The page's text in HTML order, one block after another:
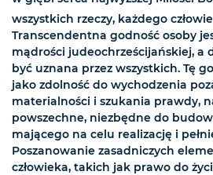
wszystkich rzeczy, każdego
Transcendentna godność osoby
mądrości judeochrześcijańskiej, a
być uznana przez wszystkich. Tę
jako zdolność do wychodzenia
materialności i szukania prawdy,
powszechne, niezbędne do
mającego na celu realizację i
Poszanowanie zasadniczych
człowieka, takich jak prawo do